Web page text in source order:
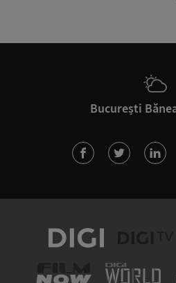
București